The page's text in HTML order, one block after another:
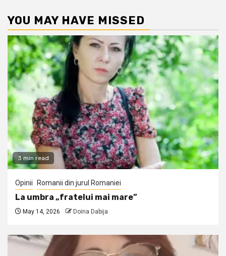
YOU MAY HAVE MISSED
3 min read
Opinii Romanii din jurul Romaniei
La umbra „fratelui mai mare”
May 14, 2026 Doina Dabija